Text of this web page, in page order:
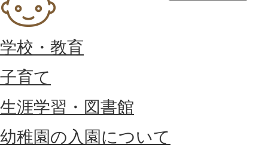
学校・教育
子育て
生涯学習・図書館
幼稚園の入園について